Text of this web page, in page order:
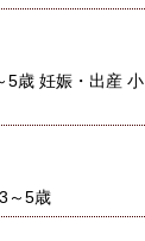
5歳 妊娠・出産 小
～5歳